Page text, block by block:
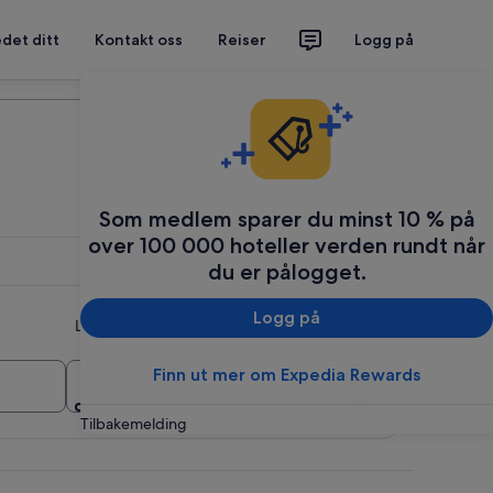
ditt Kontakt oss Reiser Logg på
Som medlem sparer du minst 10 % på
over 100 000 hoteller verden rundt når
du er pålogget.
Logg på
Finn ut mer om Expedia Rewards
Tilbakemelding
Legg til flere datoer eller reisemål
Reisende
Søk